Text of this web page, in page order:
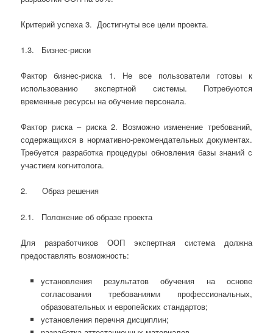
Критерий успеха 3. Достигнуты все цели проекта.
1.3. Бизнес-риски
Фактор бизнес-риска 1. Не все пользователи готовы к
использованию экспертной системы. Потребуются
временные ресурсы на обучение персонала.
Фактор риска – риска 2. Возможно изменение требований,
содержащихся в нормативно-рекомендательных документах.
Требуется разработка процедуры обновления базы знаний с
участием когнитолога.
2. Образ решения
2.1. Положение об образе проекта
Для разработчиков ООП экспертная система должна
предоставлять возможность:
установления результатов обучения на основе
согласования требованиями профессиональных,
образовательных и европейских стандартов;
установления перечня дисциплин;